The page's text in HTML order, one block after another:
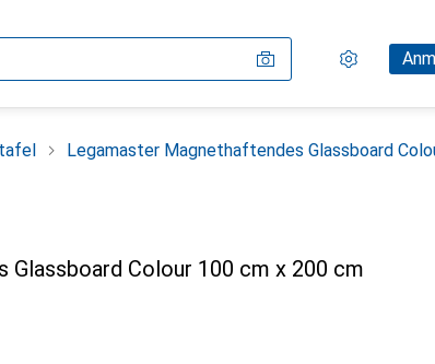
Einstellungen
Kundenkonto
Merklisten
Warenkorb
Legamaster Magnethaftendes Glassboard
Glassboard Colour 100 cm x 200 cm